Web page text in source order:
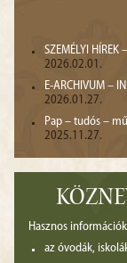
SZEMÉLYI HÍREK
2026.02.01.
E-ARCHIVUM –
2026.01.27.
Pap – tudós –
2025.11.27.
Hasznos
az óvodák,